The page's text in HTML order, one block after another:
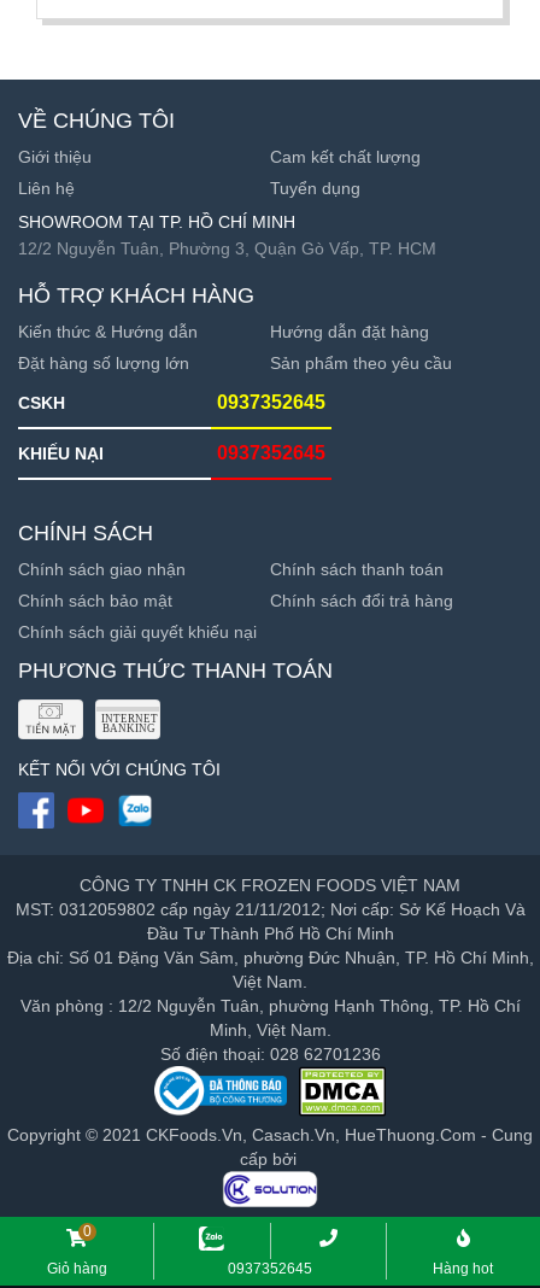
VỀ CHÚNG TÔI
Giới thiệu
Cam kết chất lượng
Liên hệ
Tuyển dụng
SHOWROOM TẠI TP. HỒ CHÍ MINH
12/2 Nguyễn Tuân, Phường 3, Quận Gò Vấp, TP. HCM
CHÍNH SÁCH
Chính sách giao nhận
Chính sách thanh toán
Chính sách bảo mật
Chính sách đổi trả hàng
Chính sách giải quyết khiếu nại
PHƯƠNG THỨC THANH TOÁN
KẾT NỐI VỚI CHÚNG TÔI
HỖ TRỢ KHÁCH HÀNG
Kiến thức & Hướng dẫn
Hướng dẫn đặt hàng
Đặt hàng số lượng lớn
Sản phẩm theo yêu cầu
CSKH 0937352645
KHIẾU NẠI 0937352645
CÔNG TY TNHH CK FROZEN FOODS VIỆT NAM
MST: 0312059802 cấp ngày 21/11/2012; Nơi cấp: Sở Kế Hoạch Và
Đầu Tư Thành Phố Hồ Chí Minh
Địa chỉ: Số 01 Đặng Văn Sâm, phường Đức Nhuận, TP. Hồ Chí Minh,
Việt Nam.
Văn phòng : 12/2 Nguyễn Tuân, phường Hạnh Thông, TP. Hồ Chí
Minh, Việt Nam.
Số điện thoại: 028 62701236
Copyright © 2021 CKFoods.Vn, Casach.Vn, HueThuong.Com - Cung
cấp bởi
0
Giỏ hàng 0937352645 Hàng hot